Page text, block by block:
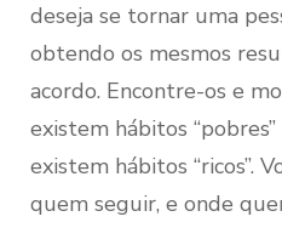
deseja se tornar uma
obtendo os mesmos
acordo. Encontre-os e
existem hábitos
existem hábitos “ricos”.
quem seguir, e onde